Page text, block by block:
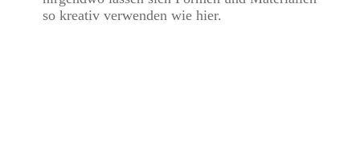
so kreativ verwenden wie hier.